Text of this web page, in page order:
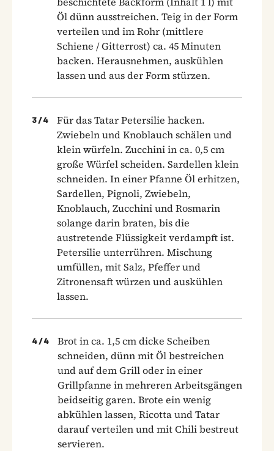
Öl dünn ausstreichen. Teig in der Form
verteilen und im Rohr (mittlere
Schiene / Gitterrost) ca. 45 Minuten
backen. Herausnehmen, auskühlen
lassen und aus der Form stürzen.
3 /4
Für das Tatar Petersilie hacken.
Zwiebeln und Knoblauch schälen und
klein würfeln. Zucchini in ca. 0,5 cm
große Würfel scheiden. Sardellen klein
schneiden. In einer Pfanne Öl erhitzen,
Sardellen, Pignoli, Zwiebeln,
Knoblauch, Zucchini und Rosmarin
solange darin braten, bis die
austretende Flüssigkeit verdampft ist.
Petersilie unterrühren. Mischung
umfüllen, mit Salz, Pfeffer und
Zitronensaft würzen und auskühlen
lassen.
4 /4
Brot in ca. 1,5 cm dicke Scheiben
schneiden, dünn mit Öl bestreichen
und auf dem Grill oder in einer
Grillpfanne in mehreren Arbeitsgängen
beidseitig garen. Brote ein wenig
abkühlen lassen, Ricotta und Tatar
darauf verteilen und mit Chili bestreut
servieren.